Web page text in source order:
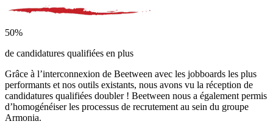
50%
de candidatures qualifiées en plus
Grâce à l’interconnexion de Beetween avec les jobboards les plus
performants et nos outils existants, nous avons vu la réception de
candidatures qualifiées doubler ! Beetween nous a également permis
d’homogénéiser les processus de recrutement au sein du groupe
Armonia.